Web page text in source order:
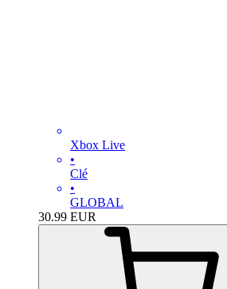
Xbox Live
•
Clé
•
GLOBAL
30.99 EUR